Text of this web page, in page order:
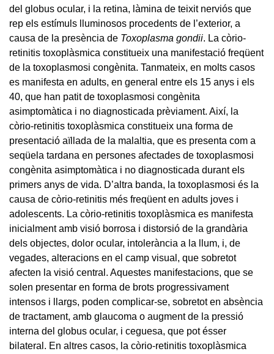
del globus ocular, i la retina, làmina de teixit nerviós que
rep els estímuls lluminosos procedents de l’exterior, a
causa de la presència de Toxoplasma gondii. La còrio-
retinitis toxoplàsmica constitueix una manifestació freqüent
de la toxoplasmosi congènita. Tanmateix, en molts casos
es manifesta en adults, en general entre els 15 anys i els
40, que han patit de toxoplasmosi congènita
asimptomàtica i no diagnosticada prèviament. Així, la
còrio-retinitis toxoplàsmica constitueix una forma de
presentació aïllada de la malaltia, que es presenta com a
seqüela tardana en persones afectades de toxoplasmosi
congènita asimptomàtica i no diagnosticada durant els
primers anys de vida. D’altra banda, la toxoplasmosi és la
causa de còrio-retinitis més freqüent en adults joves i
adolescents. La còrio-retinitis toxoplàsmica es manifesta
inicialment amb visió borrosa i distorsió de la grandària
dels objectes, dolor ocular, intolerància a la llum, i, de
vegades, alteracions en el camp visual, que sobretot
afecten la visió central. Aquestes manifestacions, que se
solen presentar en forma de brots progressivament
intensos i llargs, poden complicar-se, sobretot en absència
de tractament, amb glaucoma o augment de la pressió
interna del globus ocular, i ceguesa, que pot ésser
bilateral. En altres casos, la còrio-retinitis toxoplàsmica